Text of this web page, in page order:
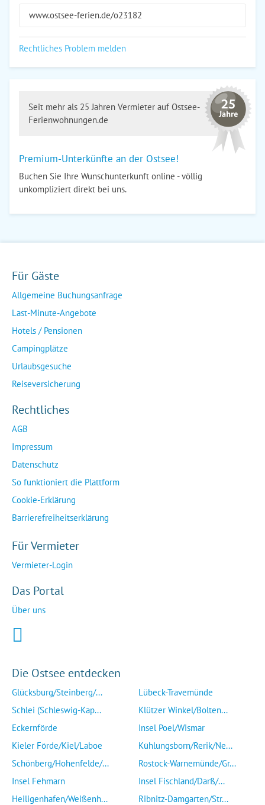
www.ostsee-ferien.de/o23182
Rechtliches Problem melden
Seit mehr als 25 Jahren Vermieter auf Ostsee-
Ferienwohnungen.de
Premium-Unterkünfte an der Ostsee!
Buchen Sie Ihre Wunschunterkunft online - völlig
unkompliziert direkt bei uns.
Für Gäste
Allgemeine Buchungsanfrage
Last-Minute-Angebote
Hotels / Pensionen
Campingplätze
Urlaubsgesuche
Reiseversicherung
Rechtliches
AGB
Impressum
Datenschutz
So funktioniert die Plattform
Cookie-Erklärung
Barrierefreiheitserklärung
Für Vermieter
Vermieter-Login
Das Portal
Über uns
Die Ostsee entdecken
Glücksburg/Steinberg/...
Schlei (Schleswig-Kap...
Eckernförde
Kieler Förde/Kiel/Laboe
Schönberg/Hohenfelde/...
Insel Fehmarn
Heiligenhafen/Weißenh...
Lübeck-Travemünde
Klützer Winkel/Bolten...
Insel Poel/Wismar
Kühlungsborn/Rerik/Ne...
Rostock-Warnemünde/Gr...
Insel Fischland/Darß/...
Ribnitz-Damgarten/Str...